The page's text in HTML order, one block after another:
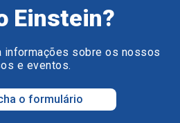
Einstein?
informações sobre os nossos
e eventos.
o formulário